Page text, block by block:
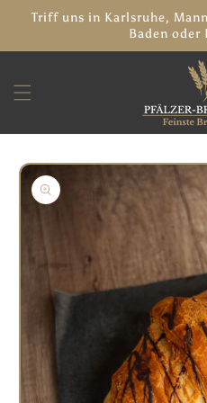
zum
Triff uns in Karlsruhe,
Baden oder